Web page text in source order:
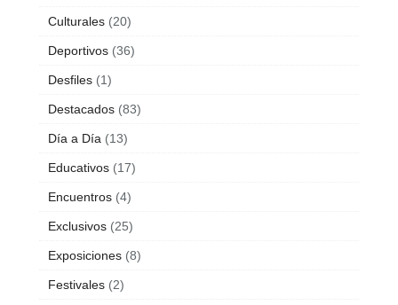
Culturales (20)
Deportivos (36)
Desfiles (1)
Destacados (83)
Día a Día (13)
Educativos (17)
Encuentros (4)
Exclusivos (25)
Exposiciones (8)
Festivales (2)